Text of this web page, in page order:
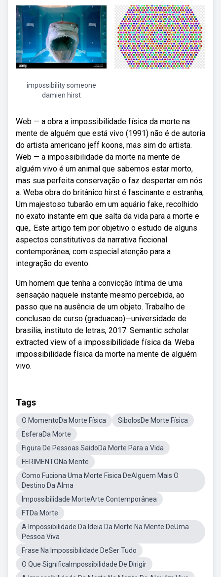
impossibility someone
damien hirst
Web — a obra a impossibilidade física da morte na
mente de alguém que está vivo (1991) não é de autoria
do artista americano jeff koons, mas sim do artista.
Web — a impossibilidade da morte na mente de
alguém vivo é um animal que sabemos estar morto,
mas sua perfeita conservação o faz despertar em nós
a. Weba obra do britânico hirst é fascinante e estranha;
Um majestoso tubarão em um aquário fake, recolhido
no exato instante em que salta da vida para a morte e
que,. Este artigo tem por objetivo o estudo de alguns
aspectos constitutivos da narrativa ficcional
contemporânea, com especial atenção para a
integração do evento.
Um homem que tenha a convicção íntima de uma
sensação naquele instante mesmo percebida, ao
passo que na ausência de um objeto. Trabalho de
conclusao de curso (graduacao)—universidade de
brasilia, instituto de letras, 2017. Semantic scholar
extracted view of a impossibilidade física da. Weba
impossibilidade física da morte na mente de alguém
vivo.
Tags
O MomentoDa Morte Física
SibolosDe Morte Física
EsferaDa Morte
Figura De Pessoas SaidoDa Morte Para a Vida
FERIMENTONa Mente
Como Fuciona Uma Morte Fisica DeAlguem Mais O
Destino Da Alma
Impossibilidade MorteArte Contemporânea
FTDa Morte
A Impossibilidade Da Ideia Da Morte Na Mente DeUma
Pessoa Viva
Frase Na Impossibilidade DeSer Tudo
O Que SignificaImpossibilidade De Dirigir